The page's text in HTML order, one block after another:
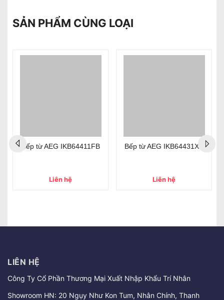
SẢN PHẨM CÙNG LOẠI
Bếp từ AEG IKB64411FB
Liên hệ
Bếp từ AEG IKB64431XB
Liên hệ
LIÊN HỆ
Công Ty Cổ Phần Thương Mại Xuất Nhập Khẩu Trí Nhân
Showroom HN: 20 Ngụy Như Kon Tum, Nhân Chính, Thanh